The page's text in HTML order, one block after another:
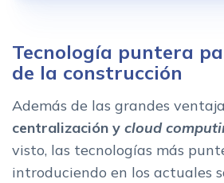
Tecnología puntera
de la construcción
Además de las grandes
centralización y cloud
visto, las tecnologías más
introduciendo en los actuales